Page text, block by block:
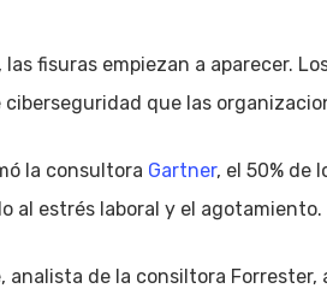
or ESC to close
las fisuras empiezan a aparecer.
ciberseguridad que las
la consultora Gartner, el 50% de
al estrés laboral y el agotamiento.
analista de la consiltora